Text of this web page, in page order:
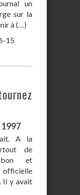
un
sur la
à (…)
15
1997
A la
de
et
officielle
Il y avait